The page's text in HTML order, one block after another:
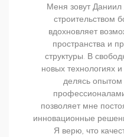
Меня зовут
строительством
вдохновляет
пространства и
структуры. В
новых технологиях
делясь
позволяет мне
инновационные
Я верю, что